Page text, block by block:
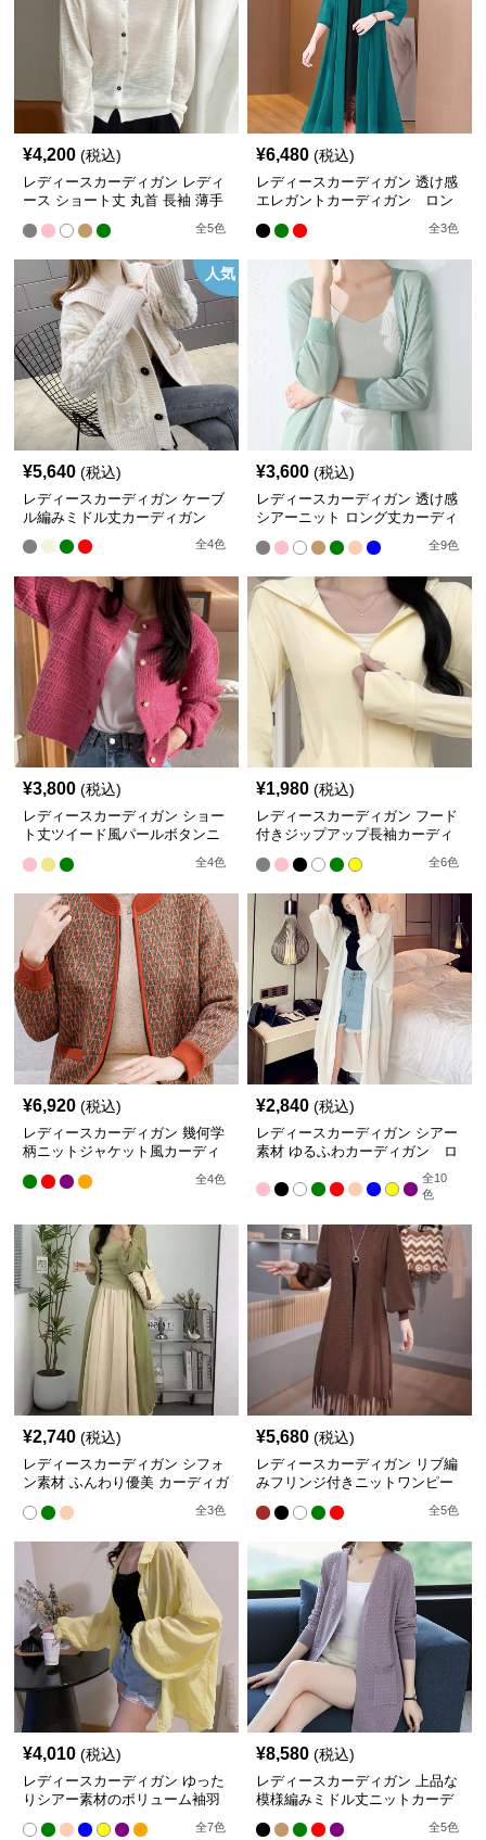
¥4,200 (税込)
レディースカーディガン レディ
ース ショート丈 丸首 長袖 薄手
全5色
¥6,480 (税込)
レディースカーディガン 透け感
エレガントカーディガン ロン
全3色
人気
¥5,640 (税込)
レディースカーディガン ケーブ
ル編みミドル丈カーディガン
全4色
¥3,600 (税込)
レディースカーディガン 透け感
シアーニット ロング丈カーディ
全9色
¥3,800 (税込)
レディースカーディガン ショー
ト丈ツイード風パールボタンニ
全4色
¥1,980 (税込)
レディースカーディガン フード
付きジップアップ長袖カーディ
全6色
¥6,920 (税込)
レディースカーディガン 幾何学
柄ニットジャケット風カーディ
全4色
¥2,840 (税込)
レディースカーディガン シアー
素材 ゆるふわカーディガン ロ
全10
色
¥2,740 (税込)
レディースカーディガン シフォ
ン素材 ふんわり優美 カーディガ
全3色
¥5,680 (税込)
レディースカーディガン リブ編
みフリンジ付きニットワンピー
全5色
¥4,010 (税込)
レディースカーディガン ゆった
りシアー素材のボリューム袖羽
全7色
¥8,580 (税込)
レディースカーディガン 上品な
模様編みミドル丈ニットカーデ
全5色